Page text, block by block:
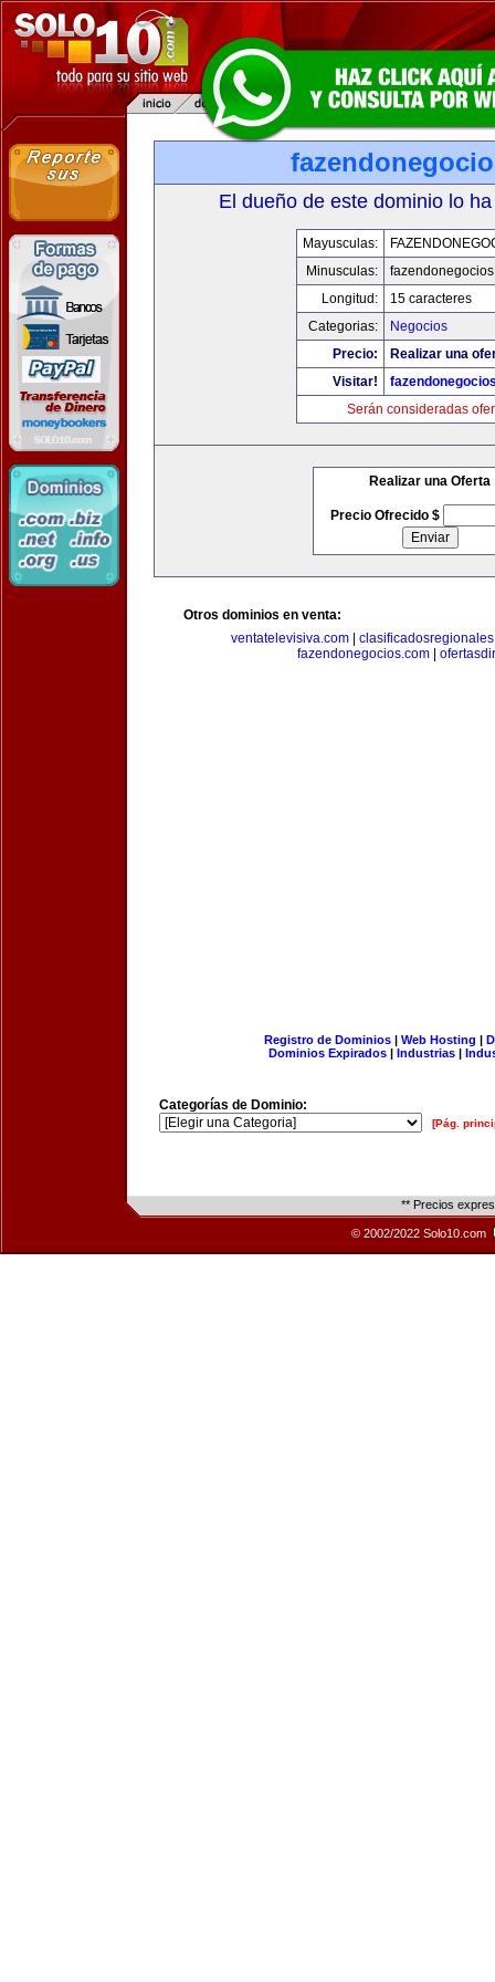
El dueño de este dominio lo
Mayusculas:
Minusculas:
Longitud:
15 caracteres
Categorias:
Negocios
Precio:
Realizar una
Visitar!
Serán consideradas
Realizar una Oferta
Precio Ofrecido $
Otros dominios en venta:
ventatelevisiva.com
fazendonegocios.com|
Registro de Dominios| Web Hosting |
Dominios Expirados | Industrias |
Categorías de Dominio:
[Pág.
** Precios
© 2002/2022 Solo10.com